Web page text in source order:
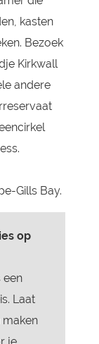
kasten
Bezoek
Kirkwall
andere
Gills Bay.
op
een
Laat
maken